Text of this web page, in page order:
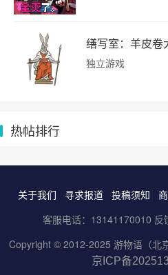
缮写室：羊皮卷
独立游戏
热帖排行
关于我们 寻求报道 投稿须知
客服电话：13141170010 反
Copyright © 2012-2025 游物语（北
京ICP备